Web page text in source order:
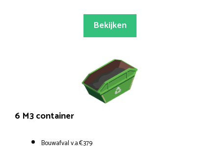
Bekijken
6 M3 container
Bouwafval v.a.€379